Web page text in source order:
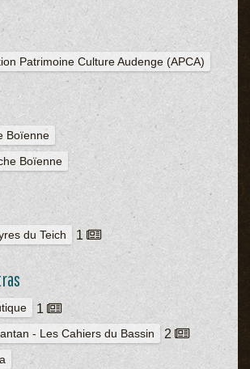
Patrimoine Culture Audenge (APCA)
Boïenne
Boïenne
du Teich 1
1
- Les Cahiers du Bassin 2